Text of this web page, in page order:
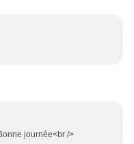
journée<br />